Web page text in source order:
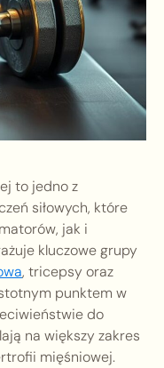
to jedno z
siłowych, które
jak i
kluczowe grupy
, tricepsy oraz
punktem w
do
na większy zakres
mięśniowej.